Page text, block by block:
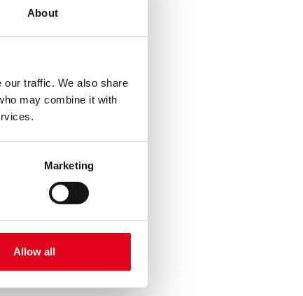
About
our traffic. We also share
may combine it with
Marketing
Allow all